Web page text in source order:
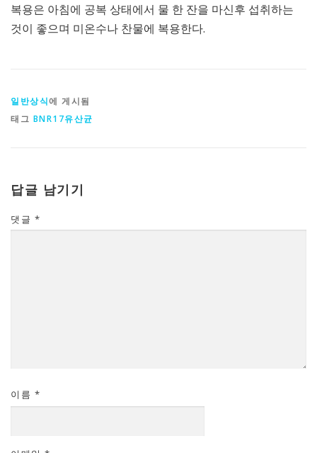
복용은 아침에 공복 상태에서 물 한 잔을 마신후 섭취하는
것이 좋으며 미온수나 찬물에 복용한다.
일반상식에 게시됨
태그 BNR17유산균
답글 남기기
댓글 *
이름 *